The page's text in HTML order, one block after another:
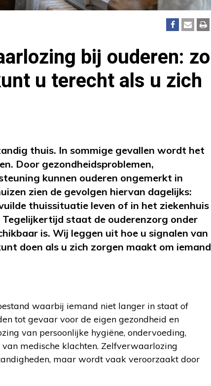
bij ouderen: zo
u terecht als u zich
thuis. In sommige gevallen wordt het
Door gezondheidsproblemen,
kunnen ouderen ongemerkt in
zien de gevolgen hiervan dagelijks:
thuissituatie leven of in het ziekenhuis
staat de ouderenzorg onder
is. Wij leggen uit hoe u signalen van
doen als u zich zorgen maakt om iemand
waarbij iemand niet langer in staat of
tot gevaar voor de eigen gezondheid en
van persoonlijke hygiëne, ondervoeding,
medische klachten. Zelfverwaarlozing
maar wordt vaak veroorzaakt door